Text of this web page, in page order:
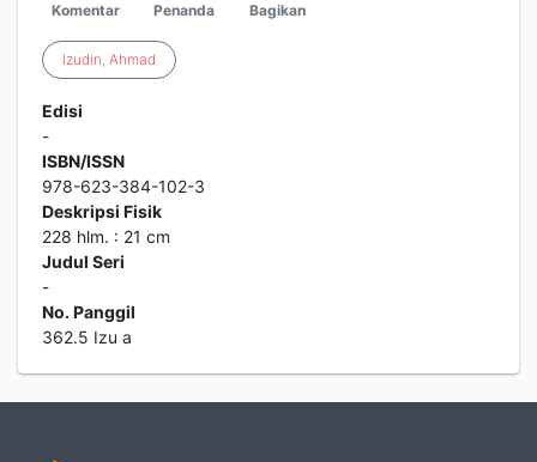
Komentar Penanda Bagikan
Izudin, Ahmad
Edisi
-
ISBN/ISSN
978-623-384-102-3
Deskripsi Fisik
228 hlm. : 21 cm
Judul Seri
-
No. Panggil
362.5 Izu a